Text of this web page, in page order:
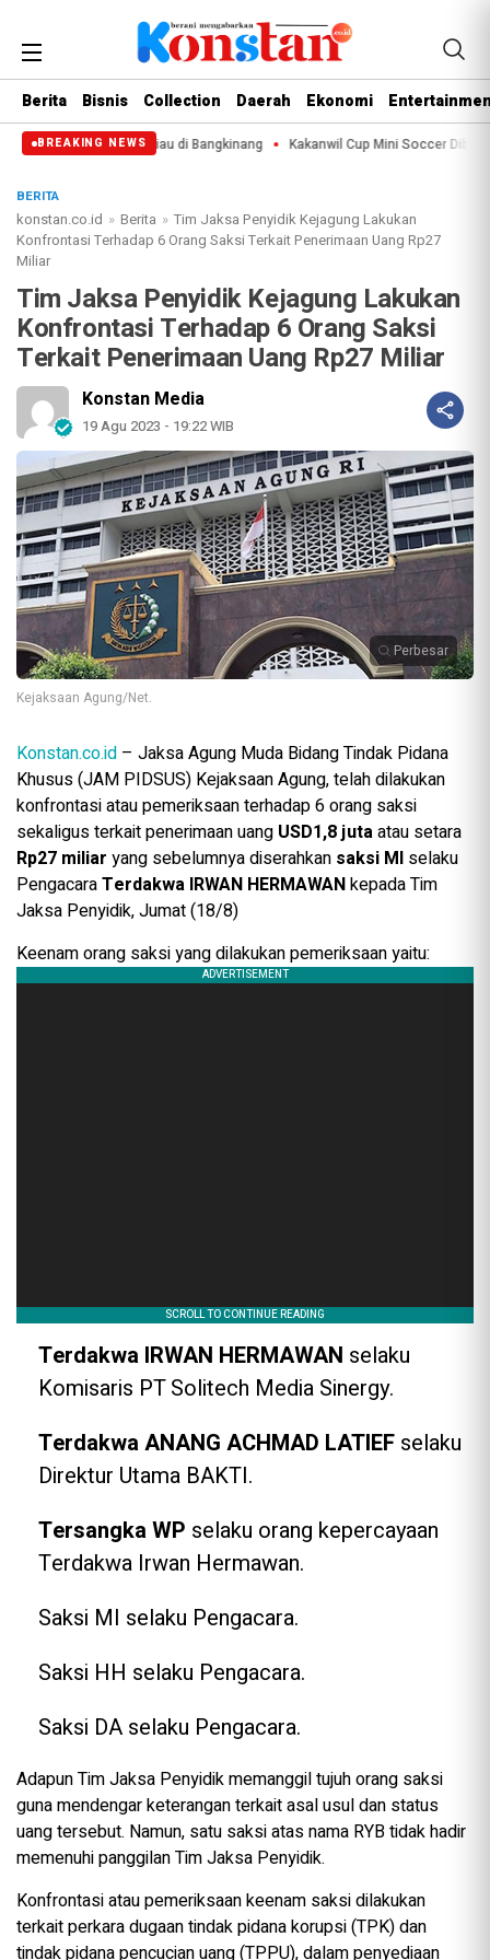
Berita Bisnis Collection Daerah Ekonomi
BREAKING NEWS
Jadi ke-69 Riau di Bangkinang Kakanwil Cup Mini Soccer Dibuka,
BERITA
konstan.co.id » Berita » Tim Jaksa Penyidik Kejagung Lakukan
Konfrontasi Terhadap 6 Orang Saksi Terkait Penerimaan Uang Rp27
Miliar
Tim Jaksa Penyidik Kejagung Lakukan
Konfrontasi Terhadap 6 Orang Saksi
Terkait Penerimaan Uang Rp27 Miliar
Konstan Media
19 Agu 2023 - 19:22 WIB
Perbesar
Kejaksaan Agung/Net.
Konstan.co.id – Jaksa Agung Muda Bidang Tindak Pidana
Khusus (JAM PIDSUS) Kejaksaan Agung, telah dilakukan
konfrontasi atau pemeriksaan terhadap 6 orang saksi
sekaligus terkait penerimaan uang USD1,8 jutaatau setara
Rp27 miliar yang sebelumnya diserahkan saksi MI selaku
PengacaraTerdakwa IRWAN HERMAWANkepada Tim
Jaksa Penyidik, Jumat (18/8)
Keenam orang saksi yang dilakukan pemeriksaan yaitu:
Terdakwa IRWAN HERMAWAN selaku
Komisaris PT Solitech Media Sinergy.
Terdakwa ANANG ACHMAD LATIEF selaku
Direktur Utama BAKTI.
Tersangka WP selaku orang kepercayaan
Terdakwa Irwan Hermawan.
Saksi MI selaku Pengacara.
Saksi HH selaku Pengacara.
Saksi DA selaku Pengacara.
Adapun Tim Jaksa Penyidik memanggil tujuh orang saksi
guna mendengar keterangan terkait asal usul dan status
uang tersebut. Namun, satu saksi atas nama RYB tidak hadir
memenuhi panggilan Tim Jaksa Penyidik.
Konfrontasi atau pemeriksaan keenam saksi dilakukan
terkait perkara dugaan tindak pidana korupsi (TPK) dan
tindak pidana pencucian uang (TPPU), dalam penyediaan